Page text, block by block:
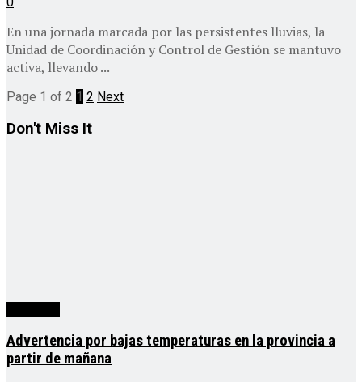
En una jornada marcada por las persistentes lluvias, la
Unidad de Coordinación y Control de Gestión se mantuvo
activa, llevando ...
Page 1 of 2 1 2 Next
Don't Miss It
Advertencia por bajas temperaturas en la provincia a
partir de mañana